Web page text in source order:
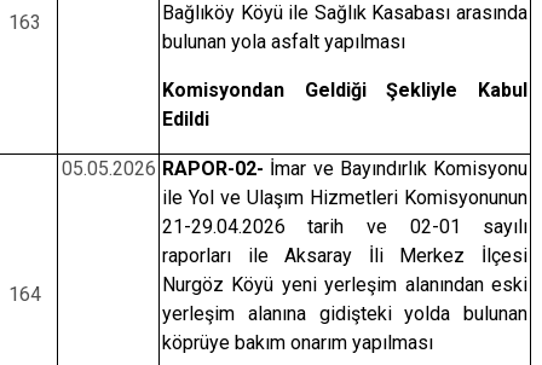
163
Bağlıköy Köyü ile Sağlık Kasabası arasında
bulunan yola asfalt yapılması
Komisyondan Geldiği Şekliyle Kabul
Edildi
164
05.05.2026 RAPOR-02- İmar ve Bayındırlık Komisyonu
ile Yol ve Ulaşım Hizmetleri Komisyonunun
21-29.04.2026 tarih ve 02-01 sayılı
raporları ile Aksaray İli Merkez İlçesi
Nurgöz Köyü yeni yerleşim alanından eski
yerleşim alanına gidişteki yolda bulunan
köprüye bakım onarım yapılması